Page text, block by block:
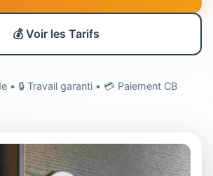
💰 Voir les Tarifs
• 🔒 Travail garanti • 💳 Paiement CB